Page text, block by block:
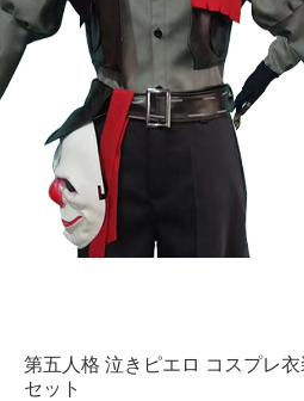
第五人格 泣きピエロ コスプレ
セット